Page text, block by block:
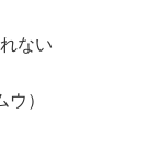
ない
）